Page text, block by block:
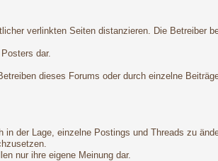
verlinkten Seiten distanzieren. Die
dar.
dieses Forums oder durch einzelne
der Lage, einzelne Postings und Threads zu
nur ihre eigene Meinung dar.